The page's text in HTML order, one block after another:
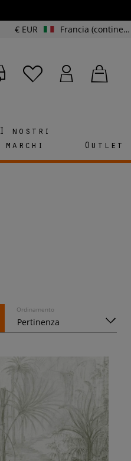
€ EUR Francia (continente e Corsica)
I nostri
marchi
Outlet
Ordinamento